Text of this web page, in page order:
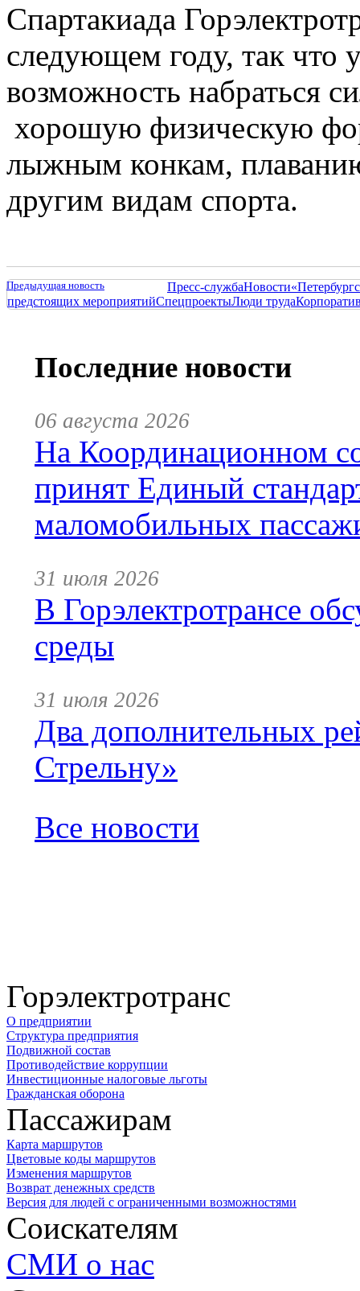
Спартакиада
следующем году, так что
возможность набраться
хорошую физическую
лыжным конкам,
другим видам спорта.
Предыдущая новость Пресс-службаНовости
предстоящих мероприятийСпецпроектыЛюди труда
Последние новости
06 августа 2026
На Координационном
принят Единый
маломобильных
31 июля 2026
В Горэлектротрансе
среды
31 июля 2026
Два дополнительных
Стрельну»
Все новости
Горэлектротранс
О предприятии
Структура предприятия
Подвижной состав
Противодействие коррупции
Инвестиционные налоговые льготы
Гражданская оборона
Пассажирам
Карта маршрутов
Цветовые коды маршрутов
Изменения маршрутов
Возврат денежных средств
Версия для людей с ограниченными возможностями
Соискателям
СМИ о нас